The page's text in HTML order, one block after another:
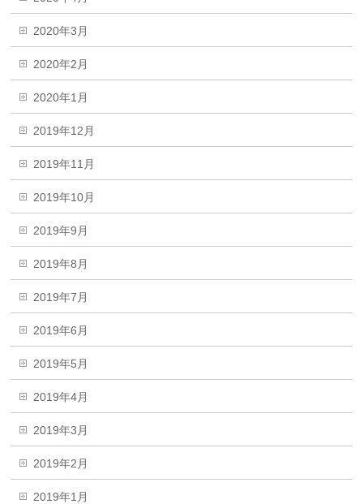
2020年3月
2020年2月
2020年1月
2019年12月
2019年11月
2019年10月
2019年9月
2019年8月
2019年7月
2019年6月
2019年5月
2019年4月
2019年3月
2019年2月
2019年1月